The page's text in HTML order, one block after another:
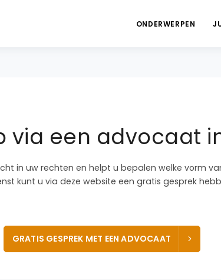
ONDERWERPEN
via een advocaat
in uw rechten en helpt u bepalen welke vorm
kunt u via deze website een gratis gesprek
GRATIS GESPREK MET EEN ADVOCAAT